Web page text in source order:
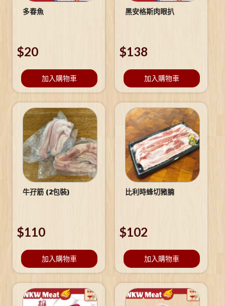
多春魚
$20
加入購物車
黑安格斯肉眼扒
$138
加入購物車
牛孖筋 (2包裝)
$110
加入購物車
比利時蜂切豬腩
$102
加入購物車